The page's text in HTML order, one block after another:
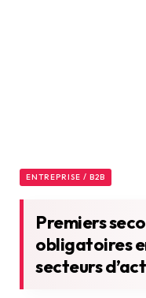
ENTREPRISE / B2B
Premiers
obligatoires
secteurs